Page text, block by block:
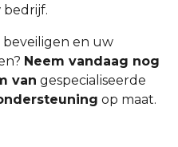
en uw
Neem vandaag nog
van gespecialiseerde
op maat.